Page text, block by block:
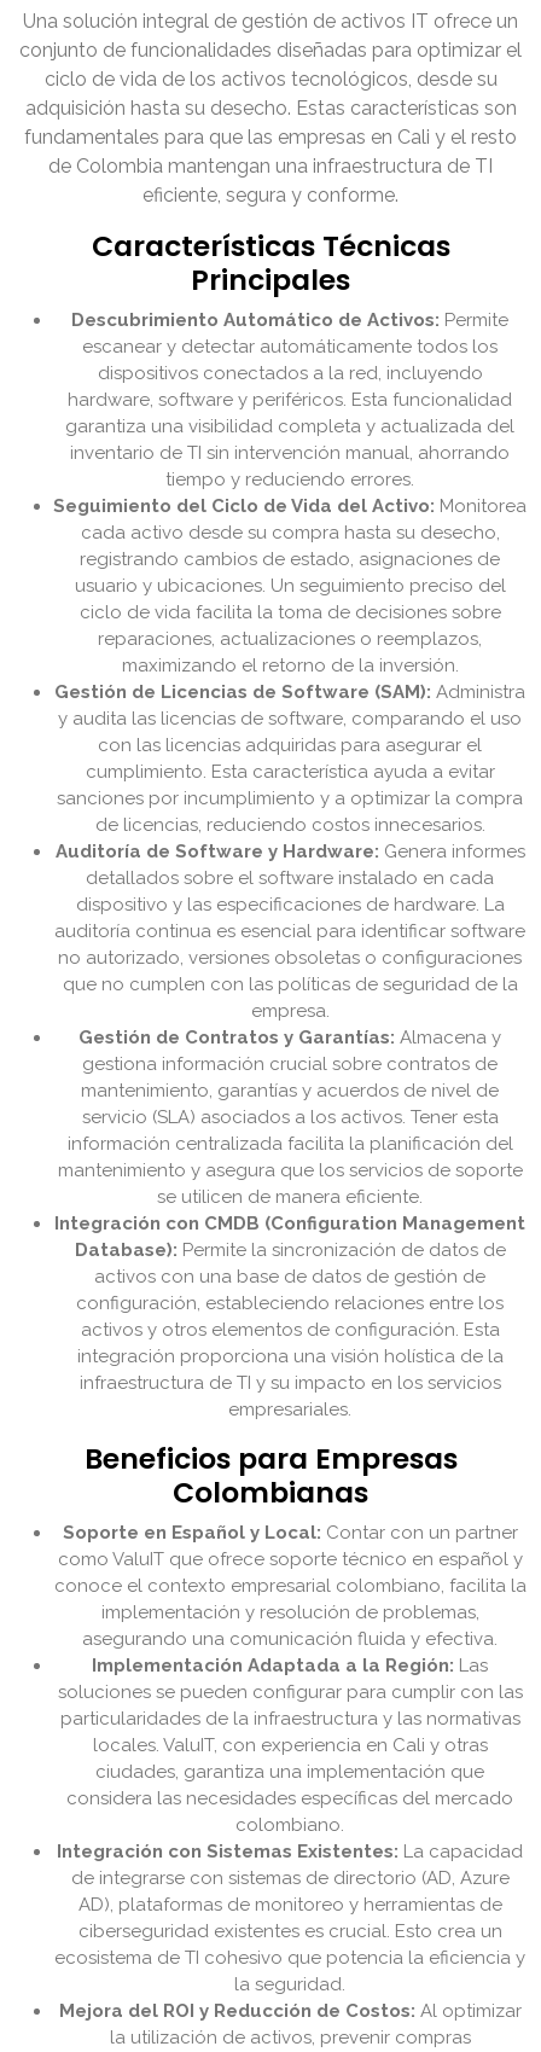
Una solución integral de gestión de activos IT ofrece un
conjunto de funcionalidades diseñadas para optimizar el
ciclo de vida de los activos tecnológicos, desde su
adquisición hasta su desecho. Estas características son
fundamentales para que las empresas en Cali y el resto
de Colombia mantengan una infraestructura de TI
eficiente, segura y conforme.
Características Técnicas
Principales
Descubrimiento Automático de Activos: Permite
escanear y detectar automáticamente todos los
dispositivos conectados a la red, incluyendo
hardware, software y periféricos. Esta funcionalidad
garantiza una visibilidad completa y actualizada del
inventario de TI sin intervención manual, ahorrando
tiempo y reduciendo errores.
Seguimiento del Ciclo de Vida del Activo: Monitorea
cada activo desde su compra hasta su desecho,
registrando cambios de estado, asignaciones de
usuario y ubicaciones. Un seguimiento preciso del
ciclo de vida facilita la toma de decisiones sobre
reparaciones, actualizaciones o reemplazos,
maximizando el retorno de la inversión.
Gestión de Licencias de Software (SAM): Administra
y audita las licencias de software, comparando el uso
con las licencias adquiridas para asegurar el
cumplimiento. Esta característica ayuda a evitar
sanciones por incumplimiento y a optimizar la compra
de licencias, reduciendo costos innecesarios.
Auditoría de Software y Hardware: Genera informes
detallados sobre el software instalado en cada
dispositivo y las especificaciones de hardware. La
auditoría continua es esencial para identificar software
no autorizado, versiones obsoletas o configuraciones
que no cumplen con las políticas de seguridad de la
empresa.
Gestión de Contratos y Garantías: Almacena y
gestiona información crucial sobre contratos de
mantenimiento, garantías y acuerdos de nivel de
servicio (SLA) asociados a los activos. Tener esta
información centralizada facilita la planificación del
mantenimiento y asegura que los servicios de soporte
se utilicen de manera eficiente.
Integración con CMDB (Configuration Management
Database): Permite la sincronización de datos de
activos con una base de datos de gestión de
configuración, estableciendo relaciones entre los
activos y otros elementos de configuración. Esta
integración proporciona una visión holística de la
infraestructura de TI y su impacto en los servicios
empresariales.
Beneficios para Empresas
Colombianas
Soporte en Español y Local: Contar con un partner
como ValuIT que ofrece soporte técnico en español y
conoce el contexto empresarial colombiano, facilita la
implementación y resolución de problemas,
asegurando una comunicación fluida y efectiva.
Implementación Adaptada a la Región: Las
soluciones se pueden configurar para cumplir con las
particularidades de la infraestructura y las normativas
locales. ValuIT, con experiencia en Cali y otras
ciudades, garantiza una implementación que
considera las necesidades específicas del mercado
colombiano.
Integración con Sistemas Existentes: La capacidad
de integrarse con sistemas de directorio (AD, Azure
AD), plataformas de monitoreo y herramientas de
ciberseguridad existentes es crucial. Esto crea un
ecosistema de TI cohesivo que potencia la eficiencia y
la seguridad.
Mejora del ROI y Reducción de Costos: Al optimizar
la utilización de activos, prevenir compras